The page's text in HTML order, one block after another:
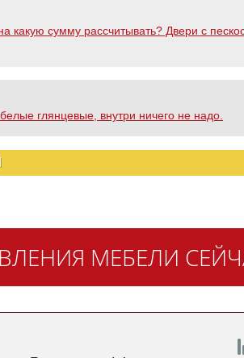
сумму рассчитывать? Двери с
глянцевые, внутри ничего не надо.
МЕБЕЛИ